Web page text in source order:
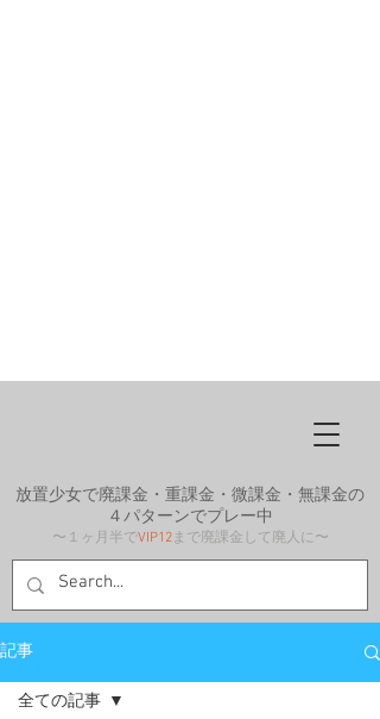
放置少女で廃課金・重課金・微課金・無課金の
４パターンでプレー中
〜１ヶ月半でVIP12まで廃課金して廃人に〜
記事
全ての記事